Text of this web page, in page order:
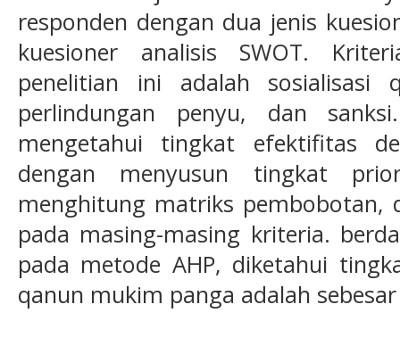
responden dengan dua jenis
kuesioner analisis SWOT.
penelitian ini adalah sosialisasi
perlindungan penyu, dan
mengetahui tingkat efektifitas
dengan menyusun tingkat
menghitung matriks pembobotan,
pada masing-masing kriteria.
pada metode AHP, diketahui
qanun mukim panga adalah sebesar